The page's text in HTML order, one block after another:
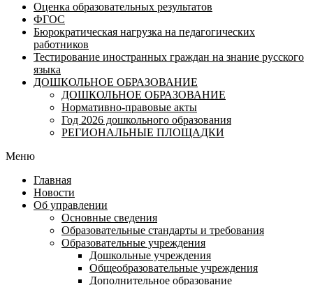
Оценка образовательных результатов
ФГОС
Бюрократическая нагрузка на педагогических
работников
Тестирование иностранных граждан на знание русского
языка
ДОШКОЛЬНОЕ ОБРАЗОВАНИЕ
ДОШКОЛЬНОЕ ОБРАЗОВАНИЕ
Нормативно-правовые акты
Год 2026 дошкольного образования
РЕГИОНАЛЬНЫЕ ПЛОЩАДКИ
Меню
Главная
Новости
Об управлении
Основные сведения
Образовательные стандарты и требования
Образовательные учреждения
Дошкольные учреждения
Общеобразовательные учреждения
Дополнительное образование